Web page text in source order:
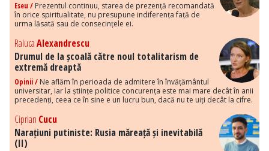
Eseu / Prezentul continuu, starea de prezență recomandată
în orice spiritualitate, nu presupune indiferența față de
urma lăsată sau de consecințele ei.
RalucaAlexandrescu
Drumul de la școală către noul totalitarism de
extremă dreaptă
Opinii / Ne aflăm în perioada de admitere în învățământul
universitar, iar la științe politice concurența este mai mare decât în anii
precedenți, ceea ce în sine e un lucru bun, dacă nu te uiți decât la cifre.
Ciprian Cucu
Narațiuni putiniste: Rusia măreață și inevitabilă
(II)